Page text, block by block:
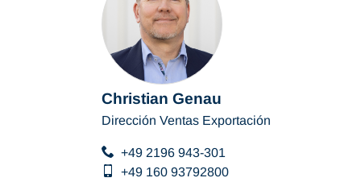
Christian Genau
Dirección Ventas Exportación
+49 2196 943-301
+49 160 93792800